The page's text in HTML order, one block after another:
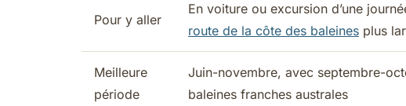
Pour y aller
En voiture ou excursion d’une
route de la côte des baleines plus
Meilleure
période
Juin-novembre, avec septembre-
baleines franches australes